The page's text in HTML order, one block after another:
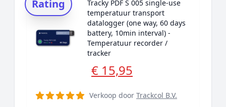
Rating
Tracky PDF S 005 single-use
temperatuur transport
datalogger (one way, 60 days
battery, 10min interval) -
Temperatuur recorder /
tracker
€ 15,95
Verkoop door Trackcol B.V.